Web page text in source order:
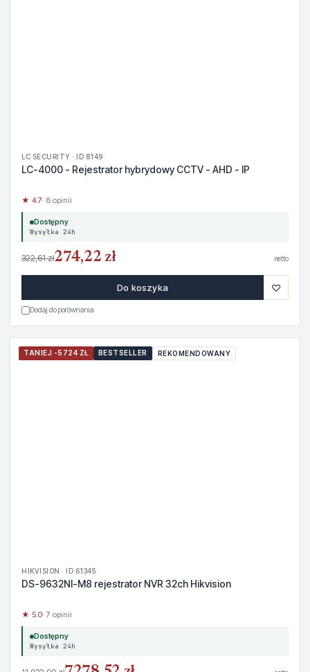
LC SECURITY · ID 8149
LC-4000 - Rejestrator hybrydowy CCTV - AHD - IP
★ 4.7· 8 opinii
Dostępny
Wysyłka 24h
322,61 zł274,22 zł netto
Do koszyka ♡
Dodaj do porównania
TANIEJ -5724 ZŁ BESTSELLER REKOMENDOWANY
HIKVISION · ID 61345
DS-9632NI-M8 rejestrator NVR 32ch Hikvision
★ 5.0· 7 opinii
Dostępny
Wysyłka 24h